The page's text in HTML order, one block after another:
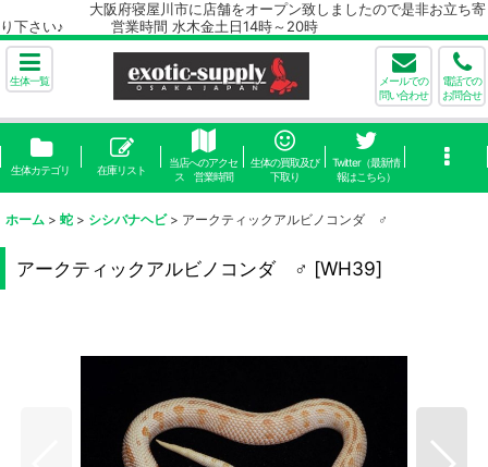
大阪府寝屋川市に店舗をオープン致しましたので是非お立ち寄
り下さい♪ 営業時間 水木金土日14時～20時
生体一覧
メールでの
問い合わせ
電話での
お問合せ
生体カテゴリ 在庫リスト
当店へのアクセ
ス 営業時間
生体の買取及び
下取り
Twitter（最新情
報はこちら）
ホーム > 蛇 > シシバナヘビ > アークティックアルビノコンダ ♂
アークティックアルビノコンダ ♂ [WH39]